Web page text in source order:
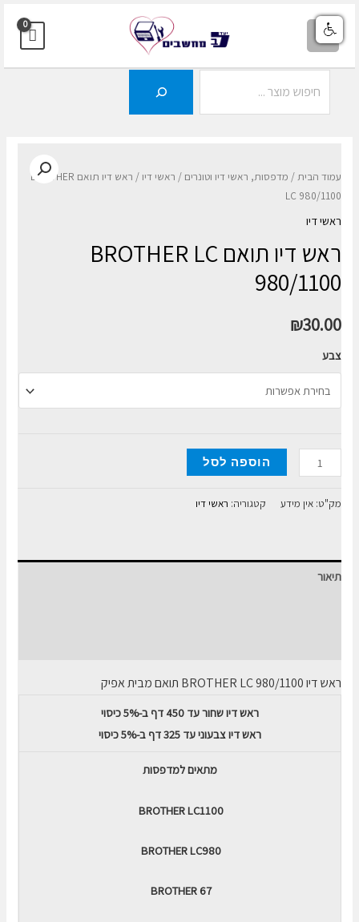
דילוג
לתוכן
MAIN
עמוד הבית/ מדפסות, ראשי דיו וטונרים / ראשי דיו
/ ראש דיו תואם BROTHER
LC 980/1100
ראשי דיו
ראש דיו תואם BROTHER LC
980/1100
₪30.00
צבע
כמות
של
ראש
BROTHER
הוספה לסל
מק"ט:אין מידע קטגוריה: ראשי דיו
תיאור
ראש דיוBROTHER LC 980/1100 תואם מבית אפיק
ראש דיו שחור עד 450 דף ב-5% כיסוי
ראש דיו צבעוני עד 325 דף ב-5% כיסוי
מתאים למדפסות
BROTHER LC1100
BROTHER LC980
BROTHER 67